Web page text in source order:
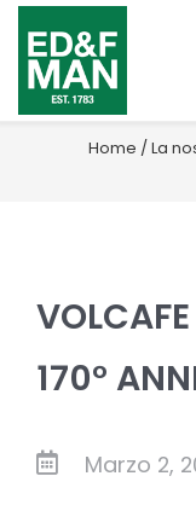
Salta
contenuto
Chi siamo
Qualità e
Home /La
170°
Marzo 2,